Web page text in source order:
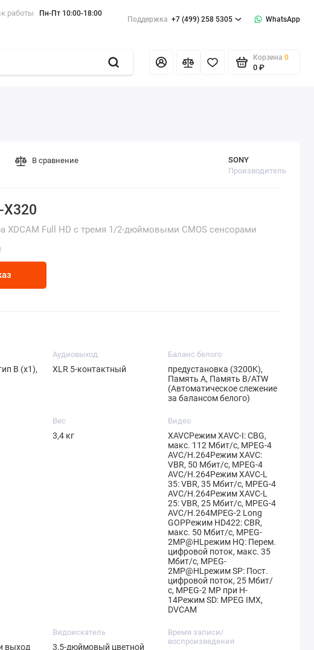
работы
Пн-Пт 10:00-18:00
Поддержка +7 (499) 258 5305 WhatsApp
Корзина 0
0 ₽
X320
XDCAM Full HD с тремя 1/2-дюймовыми CMOS сенсорами
SONY
Производитель
В сравнение
B (x1),
Аудиовыход
XLR 5-контактный
Баланс белого
предустановка (3200K),
Память A, Память B/ATW
(Автоматическое слежение
за балансом белого)
Вес
3,4 кг
Видео
XAVCРежим XAVC-I: CBG,
макс. 112 Мбит/с, MPEG-4
AVC/H.264Режим XAVC:
VBR, 50 Мбит/с, MPEG-4
AVC/H.264Режим XAVC-L
35: VBR, 35 Мбит/с, MPEG-4
AVC/H.264Режим XAVC-L
25: VBR, 25 Мбит/с, MPEG-4
AVC/H.264MPEG-2 Long
GOPРежим HD422: CBR,
макс. 50 Мбит/с, MPEG-
2MP@HLрежим HQ: Перем.
цифровой поток, макс. 35
Мбит/с, MPEG-
2MP@HLрежим SP: Пост.
цифровой поток, 25 Мбит/
с, MPEG-2 MP при H-
14Режим SD: MPEG IMX,
DVCAM
выход
Видоискатель
3,5-дюймовый цветной
Время записи/
воспроизведения